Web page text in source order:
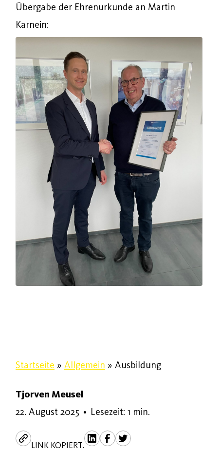
Übergabe der Ehrenurkunde an Martin
Karnein:
Startseite » Allgemein » Ausbildung
Tjorven Meusel
22. August 2025 22. August 2025
• Lesezeit: 1 min.
LINK KOPIERT.